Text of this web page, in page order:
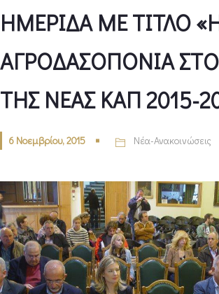
ΗΜΕΡΙΔΑ ΜΕ ΤΙΤΛΟ
ΑΓΡΟΔΑΣΟΠΟΝΙΑ ΣΤO
ΤΗΣ ΝΕΑΣ ΚΑΠ 2015-
6 Νοεμβρίου, 2015 Νέα-Ανακοινώσεις